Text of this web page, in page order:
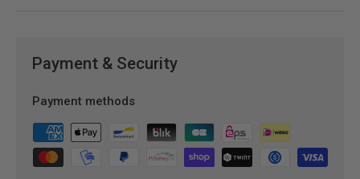
Payment & Security
Payment methods